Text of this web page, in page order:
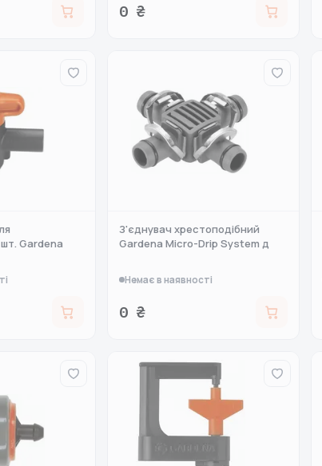
0 ₴
Gardena
З'єднувач хрестоподібний
Gardena Micro-Drip System д
Немає в наявності
0 ₴